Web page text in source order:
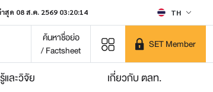
สุด 08 ส.ค. 2569 03:20:14 TH
ค้นหาชื่อย่อ
/ Factsheet
SET Member
และวิจัย เกี่ยวกับ ตลท.